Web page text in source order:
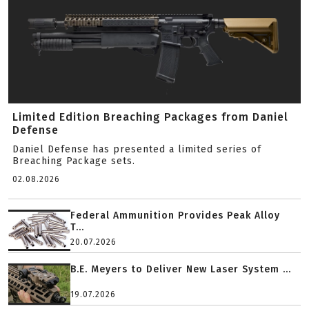
Limited Edition Breaching Packages from Daniel
Defense
Daniel Defense has presented a limited series of
Breaching Package sets.
02.08.2026
Federal Ammunition Provides Peak Alloy
T...
20.07.2026
B.E. Meyers to Deliver New Laser System ...
19.07.2026